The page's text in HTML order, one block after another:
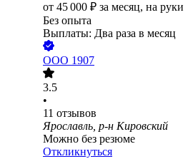
от 45 000 ₽ за месяц, на руки
Без опыта
Выплаты: Два раза в месяц
ООО 1907
3.5
•
11 отзывов
Ярославль, р-н Кировский
Можно без резюме
Откликнуться